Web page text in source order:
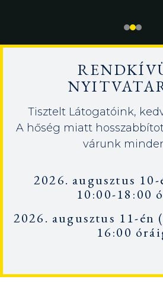
Tisztelt Látogatóink,
A hőség miatt
várunk
2026. augusztus
10:00-18:00
2026. augusztus 11-én
16:00